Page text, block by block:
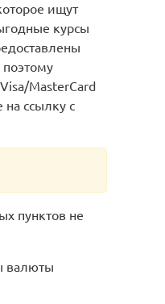
ищут
курсы
MasterCard
ссылку с
пунктов не
валюты